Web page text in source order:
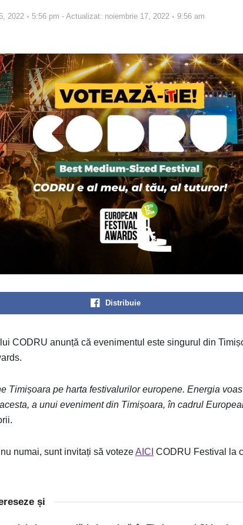
2022 ◦ 5:56 pm - Actualizat: noiembrie 17, 2022 ◦ 9:56 am
Distribuie
CODRU anunță că evenimentul este singurul din
Timișoara pe harta festivalurilor europene. Energia
a unui eveniment din Timișoara, în cadrul
numai, sunt invitați să votezeAICI CODRU Festival la
și